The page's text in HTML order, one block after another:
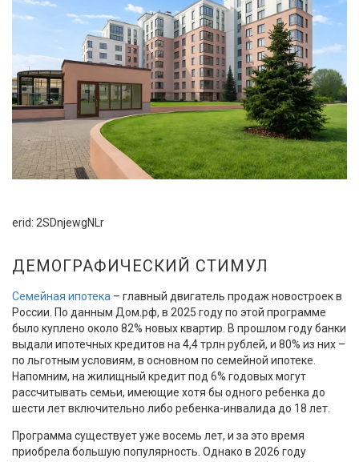
erid: 2SDnjewgNLr
ДЕМОГРАФИЧЕСКИЙ СТИМУЛ
Семейная ипотека – главный двигатель продаж новостроек в
России. По данным Дом.рф, в 2025 году по этой программе
было куплено около 82% новых квартир. В прошлом году банки
выдали ипотечных кредитов на 4,4 трлн рублей, и 80% из них –
по льготным условиям, в основном по семейной ипотеке.
Напомним, на жилищный кредит под 6% годовых могут
рассчитывать семьи, имеющие хотя бы одного ребенка до
шести лет включительно либо ребенка-инвалида до 18 лет.
Программа существует уже восемь лет, и за это время
приобрела большую популярность. Однако в 2026 году